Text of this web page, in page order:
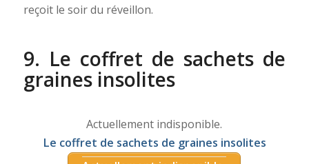
reçoit le soir du réveillon.
9. Le coffret de sachets de
graines insolites
Actuellement indisponible.
Le coffret de sachets de graines insolites